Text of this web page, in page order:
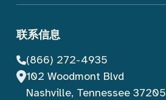
联系信息
(866) 272-4935
102 Woodmont Blvd
Nashville, Tennessee 37205